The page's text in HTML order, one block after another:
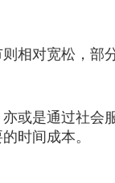
对宽松，部
是通过社会
时间成本。